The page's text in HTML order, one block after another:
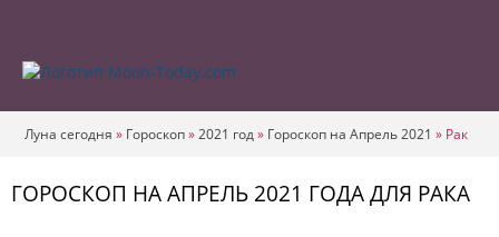
Луна сегодня » Гороскоп»2021 год» Гороскоп на Апрель 2021 » Рак
ГОРОСКОП НА АПРЕЛЬ 2021 ГОДА ДЛЯ РАКА